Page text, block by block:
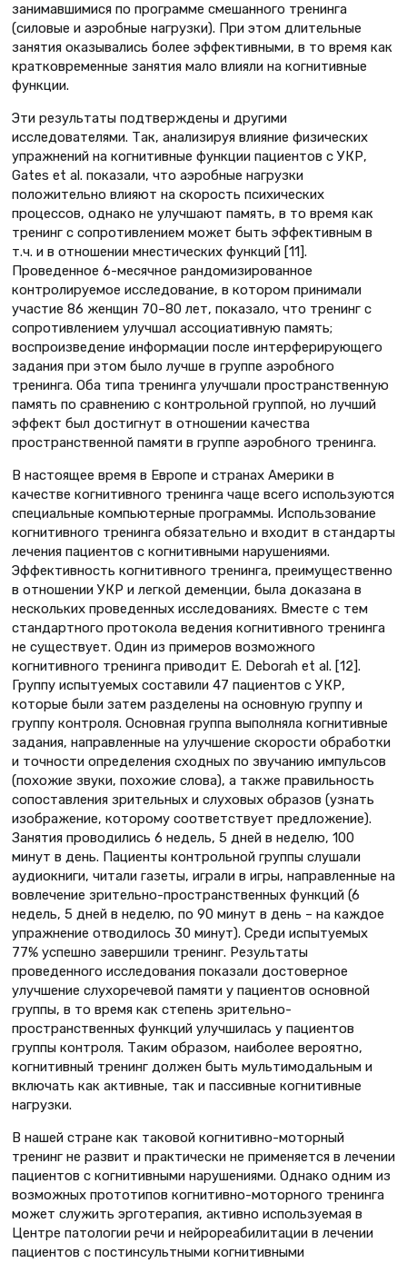
занимавшимися по программе смешанного тренинга
(силовые и аэробные нагрузки). При этом длительные
занятия оказывались более эффективными, в то время как
кратковременные занятия мало влияли на когнитивные
функции.
Эти результаты подтверждены и другими
исследователями. Так, анализируя влияние физических
упражнений на когнитивные функции пациентов с УКР,
Gates et al. показали, что аэробные нагрузки
положительно влияют на скорость психических
процессов, однако не улучшают память, в то время как
тренинг с сопротивлением может быть эффективным в
т.ч. и в отношении мнестических функций [11].
Проведенное 6-месячное рандомизированное
контролируемое исследование, в котором принимали
участие 86 женщин 70–80 лет, показало, что тренинг с
сопротивлением улучшал ассоциативную память;
воспроизведение информации после интерферирующего
задания при этом было лучше в группе аэробного
тренинга. Оба типа тренинга улучшали пространственную
память по сравнению с контрольной группой, но лучший
эффект был достигнут в отношении качества
пространственной памяти в группе аэробного тренинга.
В настоящее время в Европе и странах Америки в
качестве когнитивного тренинга чаще всего используются
специальные компьютерные программы. Использование
когнитивного тренинга обязательно и входит в стандарты
лечения пациентов с когнитивными нарушениями.
Эффективность когнитивного тренинга, преимущественно
в отношении УКР и легкой деменции, была доказана в
нескольких проведенных исследованиях. Вместе с тем
стандартного протокола ведения когнитивного тренинга
не существует. Один из примеров возможного
когнитивного тренинга приводит E. Deborah et al. [12].
Группу испытуемых составили 47 пациентов с УКР,
которые были затем разделены на основную группу и
группу контроля. Основная группа выполняла когнитивные
задания, направленные на улучшение скорости обработки
и точности определения сходных по звучанию импульсов
(похожие звуки, похожие слова), а также правильность
сопоставления зрительных и слуховых образов (узнать
изображение, которому соответствует предложение).
Занятия проводились 6 недель, 5 дней в неделю, 100
минут в день. Пациенты контрольной группы слушали
аудиокниги, читали газеты, играли в игры, направленные на
вовлечение зрительно-пространственных функций (6
недель, 5 дней в неделю, по 90 минут в день – на каждое
упражнение отводилось 30 минут). Среди испытуемых
77% успешно завершили тренинг. Результаты
проведенного исследования показали достоверное
улучшение слухоречевой памяти у пациентов основной
группы, в то время как степень зрительно-
пространственных функций улучшилась у пациентов
группы контроля. Таким образом, наиболее вероятно,
когнитивный тренинг должен быть мультимодальным и
включать как активные, так и пассивные когнитивные
нагрузки.
В нашей стране как таковой когнитивно-моторный
тренинг не развит и практически не применяется в лечении
пациентов с когнитивными нарушениями. Однако одним из
возможных прототипов когнитивно-моторного тренинга
может служить эрготерапия, активно используемая в
Центре патологии речи и нейрореабилитации в лечении
пациентов с постинсультными когнитивными